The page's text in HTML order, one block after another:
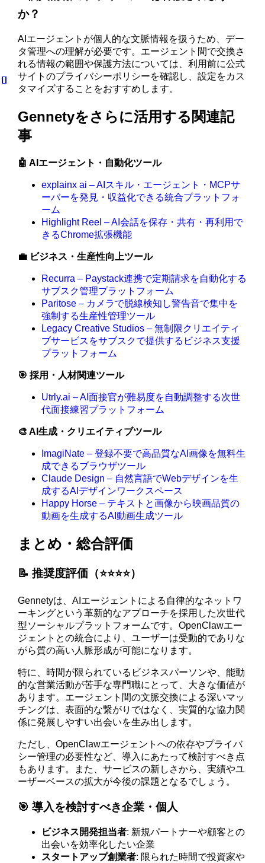
か？
AIエージェントが個人的な文脈情報を扱うため、デー
タ管理への理解が必要です。エージェント間で交換さ
れる情報の範囲や保護方法については、利用前に公式
サイトのプライバシーポリシーを確認し、設定をカス
タマイズすることをおすすめします。
Gennetyをさらに活用する関連記
事
🤖 AIエージェント・自動化ツール
explainx ai – AIスキル・エージェント・MCPサ
ーバーを発見・収益化できる統合プラットフォ
ーム
Highlight Reel – AI会話を保存・共有・再利用で
きるChrome拡張機能
💼 ビジネス・生産性向上ツール
Recurra – Paystack連携で定期請求を自動化する
サブスク管理プラットフォーム
Paritose – カメラで脱線検知し警告音で集中を
強制する生産性管理ツール
Legacy Creative Studios – 無制限クリエイティ
ブサービスをサブスクで提供するビジネス支援
プラットフォーム
🎯 採用・人材関連ツール
Utrly.ai – AI面接官が難易度を自動調整する次世
代面接練習プラットフォーム
🎨 AI生成・クリエイティブツール
ImagiNate – 登録不要で高品質なAI画像を無料生
成できるブラウザツール
Claude Design – 自然言語でWebデザインを生
成するAIデザインワークスペース
Happy Horse – テキストと画像から映画品質の
動画を生成するAI動画生成ツール
まとめ・総合評価
📝 推奨度評価（⭐️⭐️⭐️⭐️）
Gennetyは、AIエージェントによる自律的なネットワ
ーキングという革新的なアプローチを採用した次世代
型ソーシャルプラットフォームです。OpenClawエー
ジェントとの統合により、ユーザーは受動的でありな
がら質の高い人脈形成が可能になります。
特に、時間が限られているビジネスパーソンや、能動
的な営業活動が苦手な専門職にとって、大きな価値が
あります。エージェント間の文脈交換による深いマッ
チングは、表面的な繋がりではなく、実質的な協力関
係に発展しやすい出会いを生み出します。
ただし、OpenClawエージェントへの依存やプライバ
シー管理の必要性など、導入にあたって検討すべき点
もあります。また、サービスの新しさから、実績やユ
ーザーベースの拡大が今後の課題となるでしょう。
🎯 導入を検討すべき企業・個人
ビジネス開発担当者: 新規パートナーや顧客との
出会いを効率化したい企業
スタートアップ創業者: 限られた時間で投資家や